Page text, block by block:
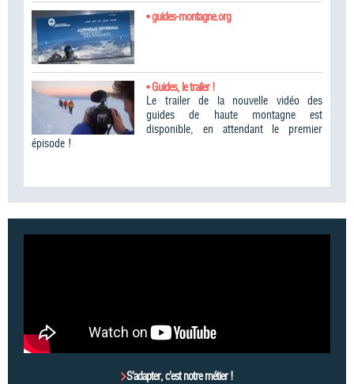
• guides-montagne.org
• Guides, le trailer !
Le trailer de la nouvelle vidéo des
guides de haute montagne est
disponible, en attendant le premier
épisode !
S’adapter, c’est notre métier !